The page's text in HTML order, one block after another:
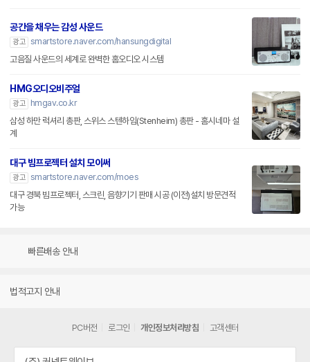
공간을 채우는 감성 사운드
광고 smartstore.naver.com/hansungdigital
고음질 사운드의 세계로 완벽한 홈오디오 시스템
HMG오디오비주얼
광고
hmgav.co.kr
삼성 하만 럭셔리 총판, 스위스 스텐하임(Stenheim) 총판 - 홈시네마 설
계
대구 빔프로젝터 설치 모이써
광고 smartstore.naver.com/moes
대구 경북 빔프로젝터, 스크린, 음향기기 판매 시공 (이전)설치 방문견적
가능
빠른배송 안내
법적고지 안내
PC버전 로그인 개인정보처리방침 고객센터